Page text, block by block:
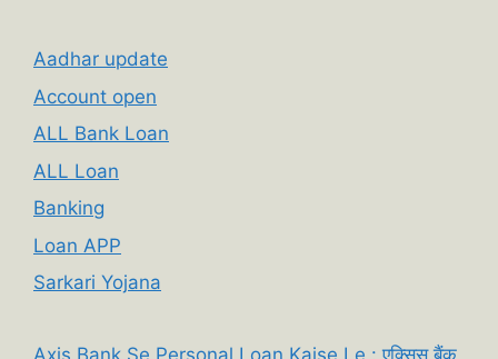
Aadhar update
Account open
ALL Bank Loan
ALL Loan
Banking
Loan APP
Sarkari Yojana